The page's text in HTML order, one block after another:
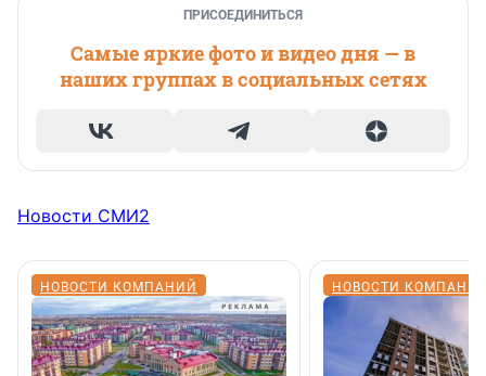
ПРИСОЕДИНИТЬСЯ
Самые яркие фото и видео дня — в
наших группах в социальных сетях
Новости СМИ2
НОВОСТИ КОМПАНИЙ НОВОСТИ